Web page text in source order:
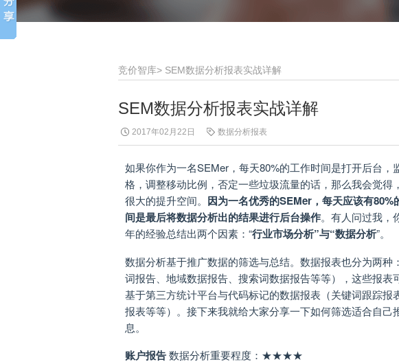
竞价智库> SEM数据分析报表实战详解
SEM数据分析报表实战详解
2017年02月22日 数据分析报表
如果你作为一名SEMer，每天80%的工作时间是打开后台
格，调整移动比例，否定一些垃圾流量的话，那么我会觉
很大的提升空间。 因为一名优秀的SEMer，每天应该有
间是最后将数据分析出的结果进行后台操作。有人问过我，
年的经验总结出两个因素：“行业市场分析”与“数据分析”。
数据分析基于推广数据的筛选与总结。数据报表也分为两
词报告、地域数据报告、搜索词数据报告等等），这些报
基于第三方统计平台与代码标记的数据报表（关键词跟踪
报表等等）。接下来我就给大家分享一下如何筛选适合自
息。
账户报告数据分析重要程度：★★★★